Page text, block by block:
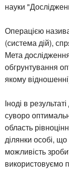
науки
Операцією
(система дій),
Мета
обгрунтування
якому
Іноді в
суворо
область
ділянки особі,
можливість
використовуємо